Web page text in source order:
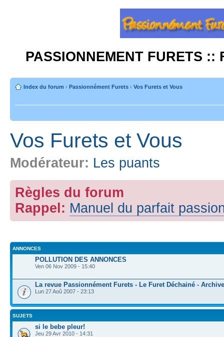
PASSIONNEMENT FURETS ::
Index du forum ‹ Passionnément Furets ‹ Vos Furets et Vous
Vos Furets et Vous
Modérateur: Les puants
Règles du forum
Rappel: Manuel du parfait
ANNONCES
POLLUTION DES ANNONCES
Ven 06 Nov 2009 - 15:40
La revue Passionnément Furets - Le Furet Déchainé -
Lun 27 Aoû 2007 - 23:13
SUJETS
si le bebe pleur!
Jeu 29 Avr 2010 - 14:31